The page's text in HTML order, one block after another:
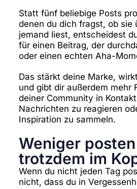
Statt fünf beliebige Posts
denen du dich fragst, ob sie
jemand liest, entscheidest
für einen Beitrag, der
oder einen echten Aha-
Das stärkt deine Marke,
und gibt dir außerdem mehr
deiner Community in
Nachrichten zu reagieren
Inspiration zu sammeln.
Weniger
trotzdem im
Wenn du nicht jeden Tag
nicht, dass du in